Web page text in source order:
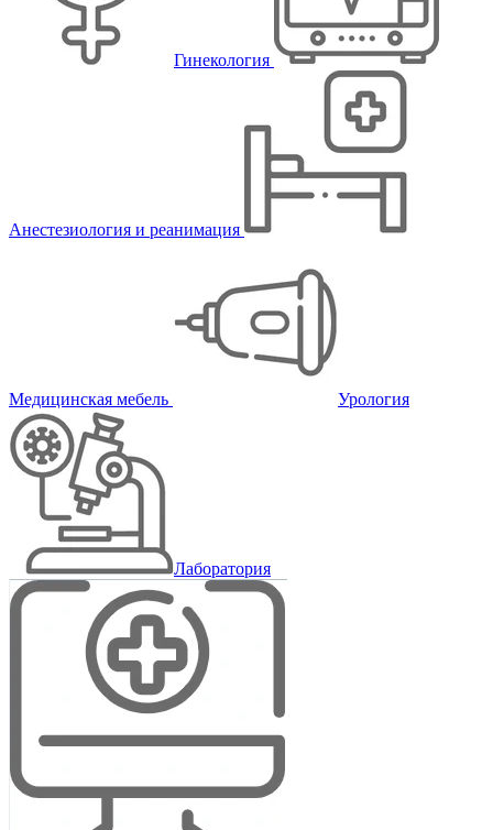
Гинекология
Анестезиология и реанимация
Медицинская мебель Урология
Лаборатория